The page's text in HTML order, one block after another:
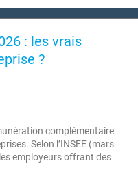
: les vrais
?
complémentaire
Selon l’INSEE (mars
employeurs offrant des